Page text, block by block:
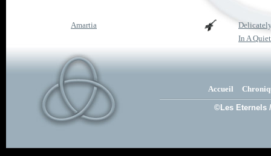
Amartia
In A
Accueil
©Les Eternels